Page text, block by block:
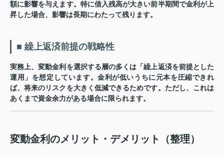
額に影響を与えます。特に借入残高が大きい前半期間で金利が上
昇した場合、影響は長期にわたって残ります。
■ 繰上返済前提の戦略性
実務上、変動金利を選択する層の多くは「繰上返済を前提とした
運用」を想定しています。金利が低いうちに元本を圧縮できれ
ば、将来のリスクを大きく低減できるためです。ただし、これは
あくまで資金余力がある場合に限られます。
変動金利のメリット・デメリット（整理）